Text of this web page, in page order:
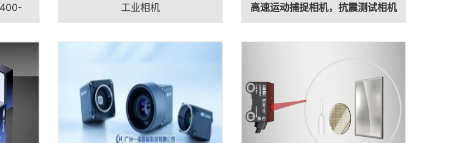
工业相机 高速运动捕捉相机，抗震测试相机